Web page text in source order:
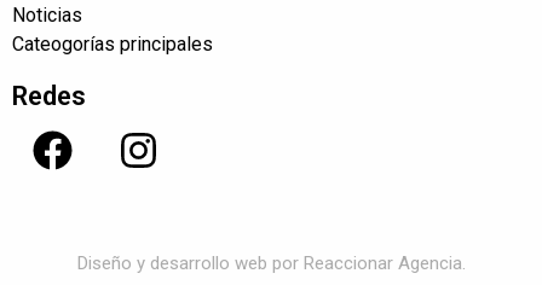
Noticias
Cateogorías principales
Redes
Diseño y desarrollo web por Reaccionar Agencia.